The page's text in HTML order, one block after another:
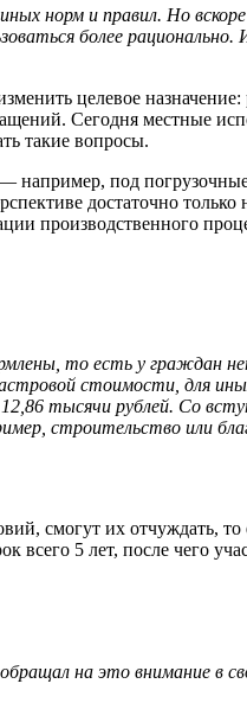
норм и правил. Но
более
целевое назначение:
Сегодня местные
такие вопросы.
например, под
достаточно только
производственного
то есть у граждан
стоимости, для
тысячи рублей. Со
строительство или
смогут их отчуждать, то
всего 5 лет, после чего
на это внимание в